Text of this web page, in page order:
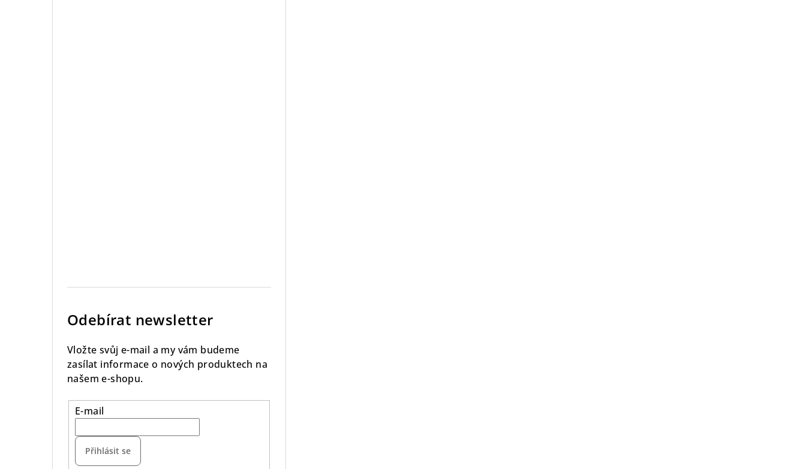
Odebírat newsletter
Vložte svůj e-mail a my vám budeme
zasílat informace o nových produktech na
našem e-shopu.
E-mail
Přihlásit se